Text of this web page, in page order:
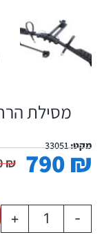
מקט:33051
₪ 790₪
-
+